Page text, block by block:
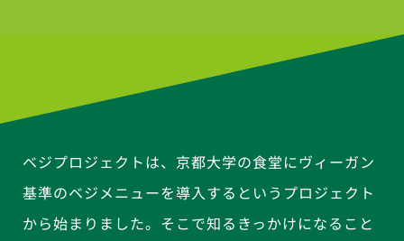
ベジプロジェクトは、京都大学の食堂にヴィーガン
基準のベジメニューを導入するというプロジェクト
から始まりました。そこで知るきっかけになること